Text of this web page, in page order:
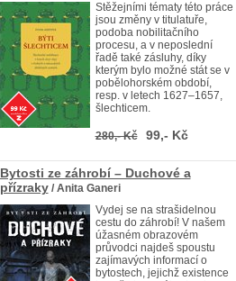
Stěžejními tématy této práce
jsou změny v titulatuře,
podoba nobilitačního
procesu, a v neposlední
řadě také zásluhy, díky
kterým bylo možné stát se v
pobělohorském období,
resp. v letech 1627–1657,
šlechticem.
280,- Kč 99,- Kč
Bytosti ze záhrobí – Duchové a
přízraky/ Anita Ganeri
Vydej se na strašidelnou
cestu do záhrobí! V našem
úžasném obrazovém
průvodci najdeš spoustu
zajímavých informací o
bytostech, jejichž existence